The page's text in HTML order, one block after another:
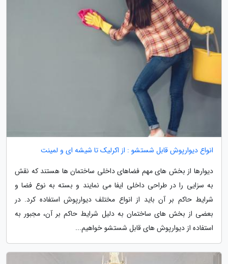
انواع دیوارپوش قابل شستشو : از اکرلیک تا شیشه ای و لمینت
دیوارها از بخش های مهم فضاهای داخلی ساختمان ها هستند که نقش
به سزایی را در طراحی داخلی ایفا می نمایند و بسته به نوع فضا و
شرایط حاکم بر آن باید از انواع مختلف دیوارپوش استفاده کرد. در
بعضی از بخش های ساختمان به دلیل شرایط حاکم بر آن، مجبور به
استفاده از دیوارپوش های قابل شستشو خواهیم...